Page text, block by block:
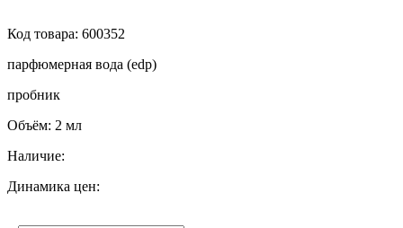
Код товара: 600352
парфюмерная вода (edp)
пробник
Объём: 2 мл
Наличие:
Динамика цен: